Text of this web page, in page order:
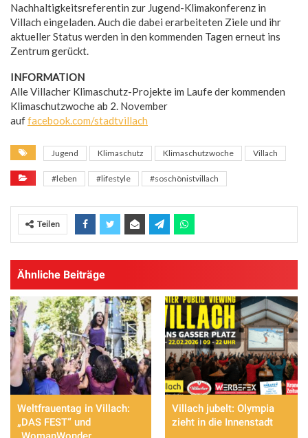
Nachhaltigkeitsreferentin zur Jugend-Klimakonferenz in
Villach eingeladen. Auch die dabei erarbeiteten Ziele und ihr
aktueller Status werden in den kommenden Tagen erneut ins
Zentrum gerückt.
INFORMATION
Alle Villacher Klimaschutz-Projekte im Laufe der kommenden
Klimaschutzwoche ab 2. November
auffacebook.com/stadtvillach
Jugend Klimaschutz Klimaschutzwoche Villach
#leben #lifestyle #soschönistvillach
Teilen
Ähnliche Beiträge
Weltfrauentag in Villach:
„DAS FEST“ und
Villach jubelt: Olympia
zieht in die Innenstadt